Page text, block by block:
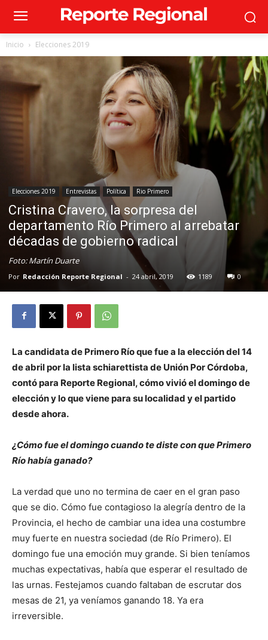
Inicio Elecciones 2019
Elecciones 2019 Entrevistas Política Rio Primero
Cristina Cravero, la sorpresa del
departamento Río Primero al arrebatar
décadas de gobierno radical
Foto: Martín Duarte
Por Redacción Reporte Regional - 24 abril, 2019 1189 0
La candidata de Primero Río que fue a la elección del 14
de abril por la lista schiarettista de Unión Por Córdoba,
contó para Reporte Regional, cómo vivió el domingo de
elección y lo que viene para su localidad y el partido
desde ahora.
¿Cómo fue el domingo cuando te diste con que Primero
Río había ganado?
La verdad que uno no termina de caer en el gran paso
que se dio. Cómo fue contagioso la alegría dentro de la
Provincia, el hecho de cambiar una idea una costumbre
muy fuerte en nuestra sociedad (de Río Primero). El
domingo fue una emoción muy grande. Si bien teníamos
muchas expectativas, había que esperar el resultado de
las urnas. Festejamos cuando faltaban de escrutar dos
mesas de 21, ya veníamos ganando 18. Ya era
irreversible.